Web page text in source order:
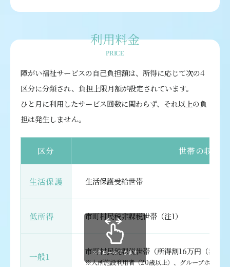
利用料金
PRICE
障がい福祉サービスの自己負担額は、所得に応じて次の4
区分に分類され、負担上限月額が設定されています。
ひと月に利用したサービス回数に関わらず、それ以上の負
担は発生しません。
区分 世帯の収入
生活保護 生活保護受給世帯
低所得 市町村民税非課税世帯（注1）
一般1 市町村民税課税世帯（所得割16万円（注2）
※入所施設利用者（20歳以上）、グループホーム
スクロールできます